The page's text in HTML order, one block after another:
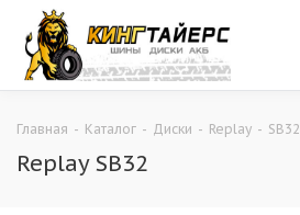
Главная - Каталог - Диски - Replay - SB32
Replay SB32